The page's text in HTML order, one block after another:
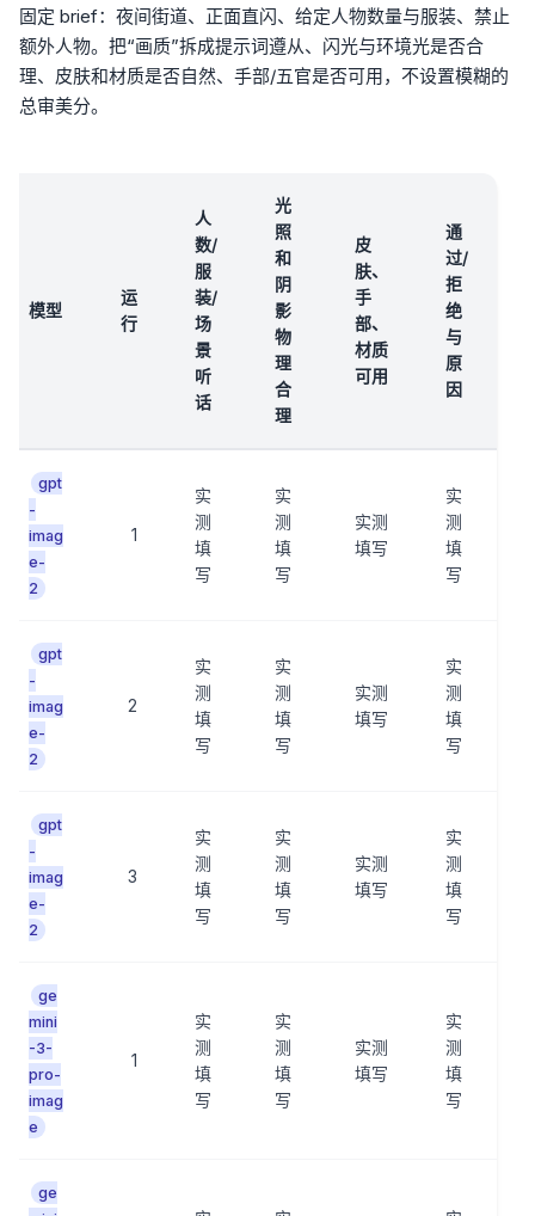
固定 brief：夜间街道、正面直闪、给定人物数量与服装、禁止
额外人物。把“画质”拆成提示词遵从、闪光与环境光是否合
理、皮肤和材质是否自然、手部/五官是否可用，不设置模糊的
总审美分。
模型
运
行
人
数/
服
装/
场
景
听
话
光
照
和
阴
影
物
理
合
理
皮
肤、
手
部、
材质
可用
通
过/
拒
绝
与
原
因
gpt
-
imag
e-
2
1
实
测
填
写
实
测
填
写
实测
填写
实
测
填
写
gpt
-
imag
e-
2
2
实
测
填
写
实
测
填
写
实测
填写
实
测
填
写
gpt
-
imag
e-
2
3
实
测
填
写
实
测
填
写
实测
填写
实
测
填
写
ge
mini
-3-
pro-
imag
e
1
实
测
填
写
实
测
填
写
实测
填写
实
测
填
写
ge